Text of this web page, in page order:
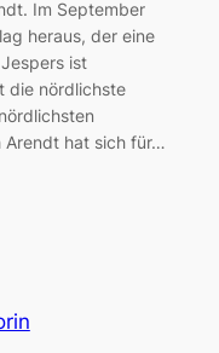
Im September
heraus, der eine
ist
die nördlichste
Arendt hat sich für…